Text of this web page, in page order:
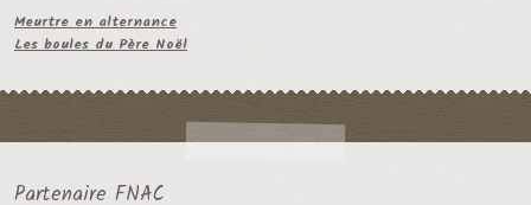
Meurtre en alternance
Les boules du Père Noël
Partenaire FNAC